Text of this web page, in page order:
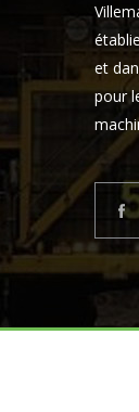
et
pour